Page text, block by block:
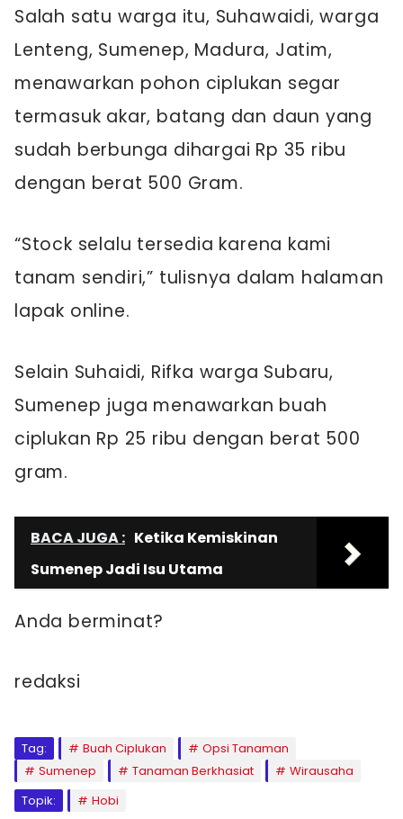
Salah satu warga itu, Suhawaidi, warga
Lenteng, Sumenep, Madura, Jatim,
menawarkan pohon ciplukan segar
termasuk akar, batang dan daun yang
sudah berbunga dihargai Rp 35 ribu
dengan berat 500 Gram.
“Stock selalu tersedia karena kami
tanam sendiri,” tulisnya dalam halaman
lapak online.
Selain Suhaidi, Rifka warga Subaru,
Sumenep juga menawarkan buah
ciplukan Rp 25 ribu dengan berat 500
gram.
BACA JUGA : Ketika Kemiskinan
Sumenep Jadi Isu Utama
Anda berminat?
redaksi
Tag: Buah Ciplukan
Opsi Tanaman
Sumenep
Tanaman Berkhasiat
Wirausaha
Topik:
Hobi